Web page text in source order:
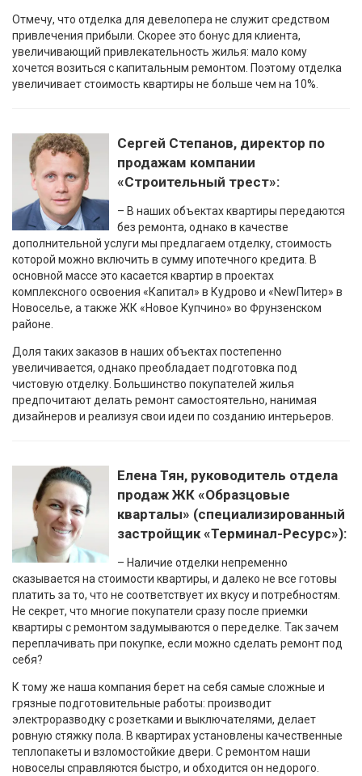
Отмечу, что отделка для девелопера не служит средством
привлечения прибыли. Скорее это бонус для клиента,
увеличивающий привлекательность жилья: мало кому
хочется возиться с капитальным ремонтом. Поэтому отделка
увеличивает стоимость квартиры не больше чем на 10%.
Сергей Степанов, директор по
продажам компании
«Строительный трест»:
– В наших объектах квартиры передаются
без ремонта, однако в качестве
дополнительной услуги мы предлагаем отделку, стоимость
которой можно включить в сумму ипотечного кредита. В
основной массе это касается квартир в проектах
комплексного освоения «Капитал» в Кудрово и «NewПитер» в
Новоселье, а также ЖК «Новое Купчино» во Фрунзенском
районе.
Доля таких заказов в наших объектах постепенно
увеличивается, однако преобладает подготовка под
чистовую отделку. Большинство покупателей жилья
предпочитают делать ремонт самостоятельно, нанимая
дизайнеров и реализуя свои идеи по созданию интерьеров.
Елена Тян, руководитель отдела
продаж ЖК «Образцовые
кварталы» (специализированный
застройщик «Терминал-Ресурс»):
– Наличие отделки непременно
сказывается на стоимости квартиры, и далеко не все готовы
платить за то, что не соответствует их вкусу и потребностям.
Не секрет, что многие покупатели сразу после приемки
квартиры с ремонтом задумываются о переделке. Так зачем
переплачивать при покупке, если можно сделать ремонт под
себя?
К тому же наша компания берет на себя самые сложные и
грязные подготовительные работы: производит
электроразводку с розетками и выключателями, делает
ровную стяжку пола. В квартирах установлены качественные
теплопакеты и взломостойкие двери. С ремонтом наши
новоселы справляются быстро, и обходится он недорого.